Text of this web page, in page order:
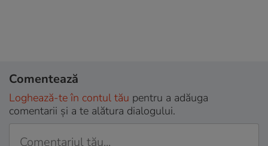
Comentează
Loghează-te în contul tău pentru a adăuga
comentarii și a te alătura dialogului.